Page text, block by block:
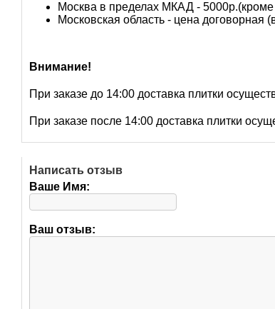
Москва в пределах МКАД -
Московская область - цена договорная
Внимание!
При заказе до 14:00 доставка плитки
При заказе после 14:00 доставка плитки
Написать отзыв
Ваше Имя:
Ваш отзыв: